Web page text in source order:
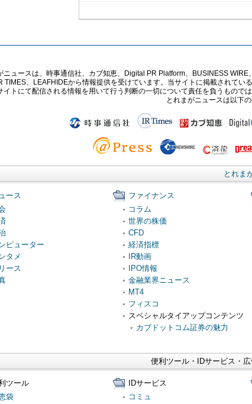
ニュースは、時事通信社、カブ知恵、Digital PR Platform、BUSINESS
TIMES、LEAFHIDEから情報提供を受けています。当サイトに掲載されて
イトにて配信される情報を用いて行う判断の一切について責任を負うものでは
とれまがニュースは以下
とれま
ース
ピューター
タメ
ース
ファイナンス
コラム
世界の株価
CFD
経済指標
IR動画
IPO情報
金融業界ニュース
MT4
フィスコ
スペシャルタイアップコンテンツ
カブドットコム証券の魅力
便利ツール・IDサービス・
ツール
袋
IDサービス
コミュ